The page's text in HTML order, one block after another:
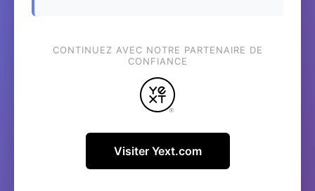
CONTINUEZ AVEC NOTRE PARTENAIRE DE
CONFIANCE
Visiter Yext.com